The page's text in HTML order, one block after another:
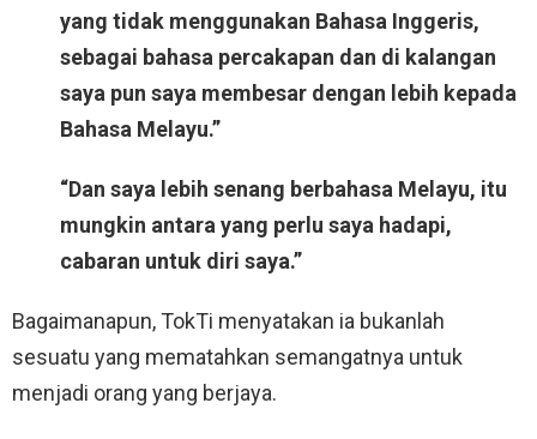
yang tidak menggunakan Bahasa Inggeris,
sebagai bahasa percakapan dan di kalangan
saya pun saya membesar dengan lebih kepada
Bahasa Melayu.”
“Dan saya lebih senang berbahasa Melayu, itu
mungkin antara yang perlu saya hadapi,
cabaran untuk diri saya.”
Bagaimanapun, TokTi menyatakan ia bukanlah
sesuatu yang mematahkan semangatnya untuk
menjadi orang yang berjaya.